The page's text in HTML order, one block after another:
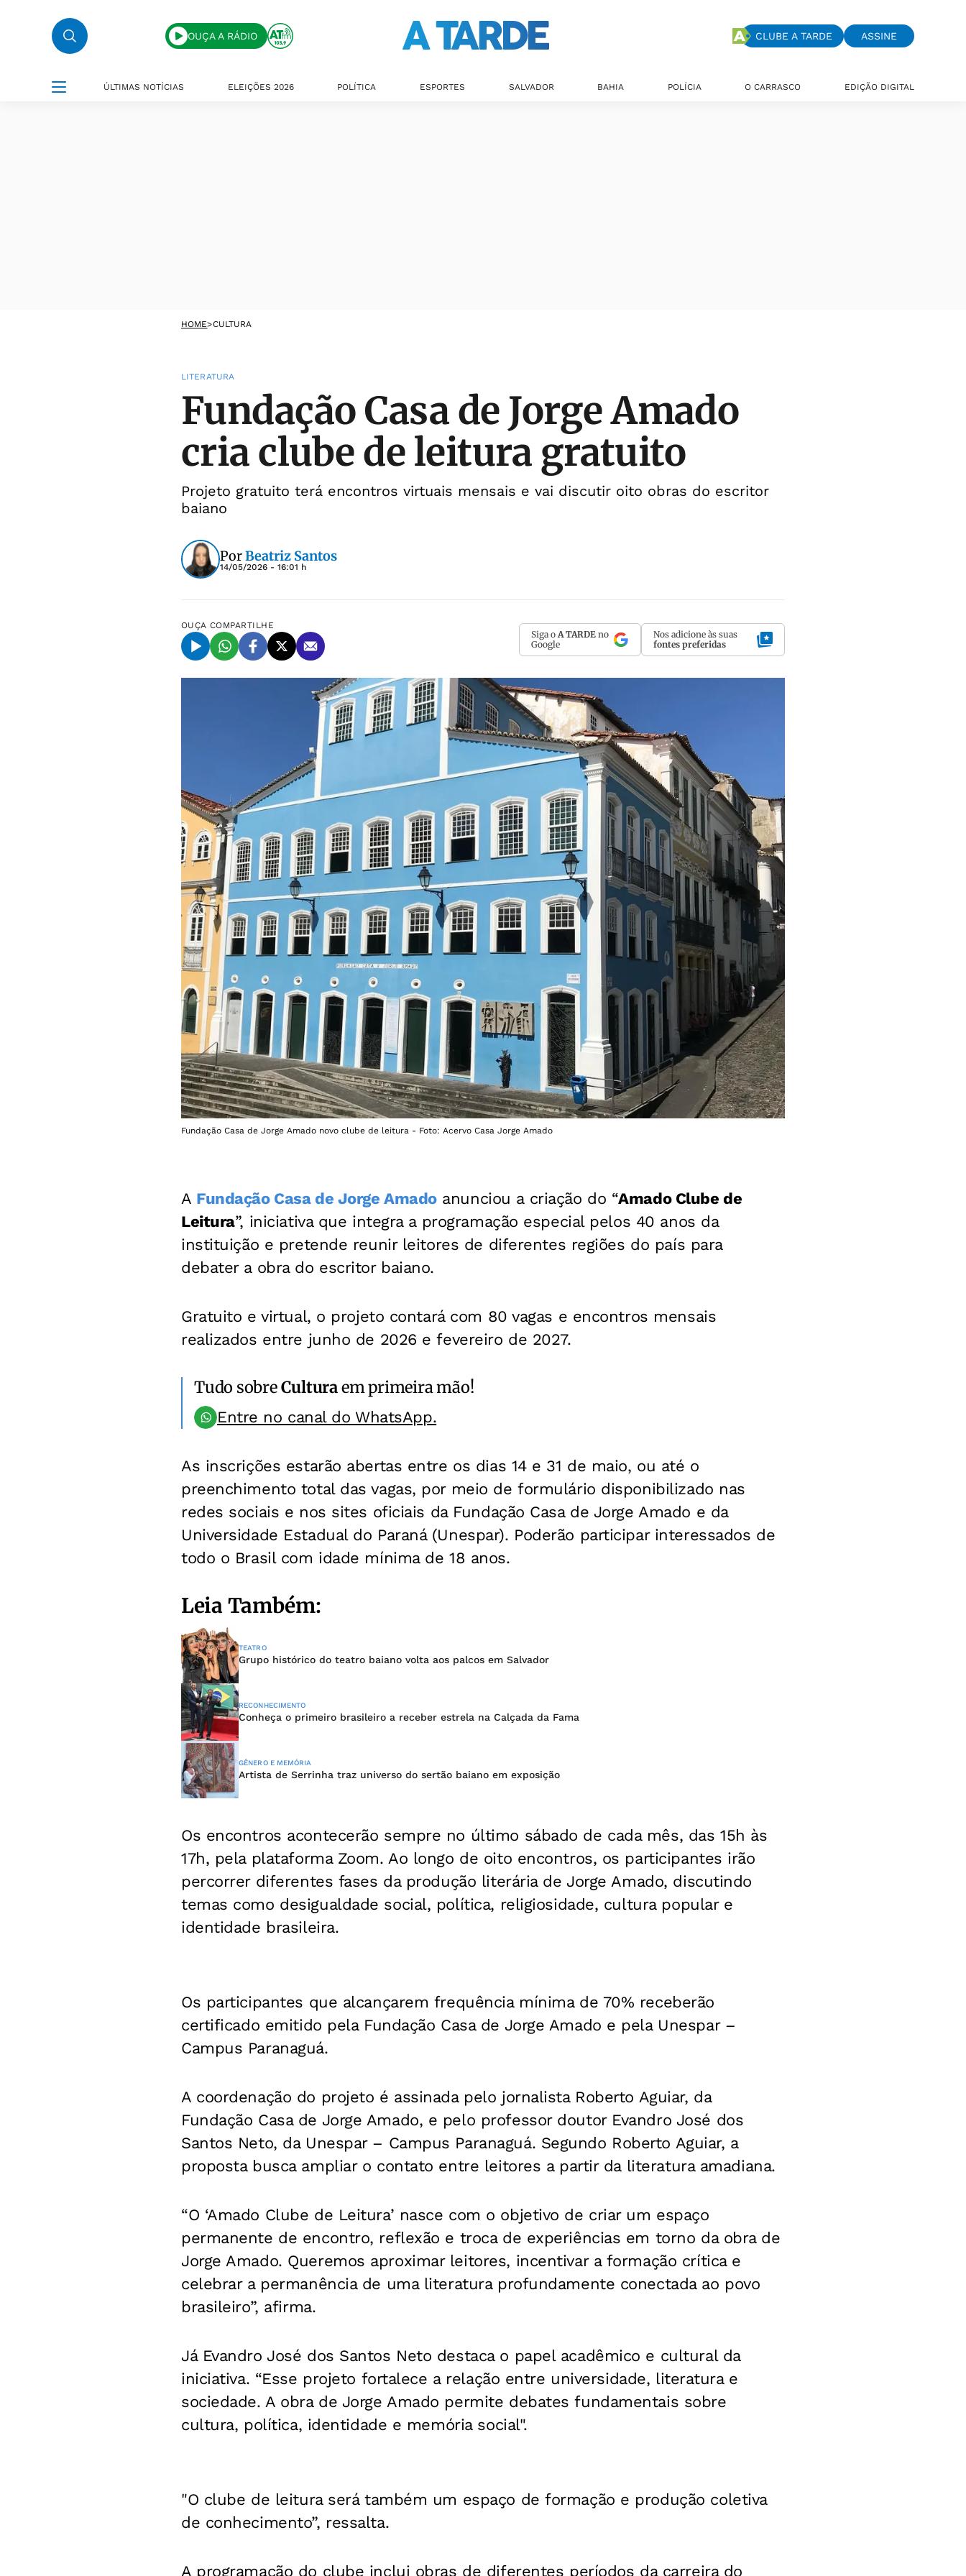
OUÇA A RÁDIO CLUBE A TARDE ASSINE
ÚLTIMAS NOTÍCIAS ELEIÇÕES 2026 POLÍTICA ESPORTES SALVADOR BAHIA POLÍCIA O CARRASCO EDIÇÃO DIGITAL
HOME>CULTURA
LITERATURA
Fundação Casa de Jorge Amado
cria clube de leitura gratuito
Projeto gratuito terá encontros virtuais mensais e vai discutir oito obras do escritor
baiano
PorBeatriz Santos
14/05/2026 - 16:01 h
OUÇA COMPARTILHE
Siga o A TARDE no
Google
Nos adicione às suas
fontes preferidas
Fundação Casa de Jorge Amado novo clube de leitura - Foto: Acervo Casa Jorge Amado
A Fundação Casa de Jorge Amadoanunciou a criação do “Amado Clube de
Leitura”, iniciativa que integra a programação especial pelos 40 anos da
instituição e pretende reunir leitores de diferentes regiões do país para
debater a obra do escritor baiano.
Gratuito e virtual, o projeto contará com 80 vagas e encontros mensais
realizados entre junho de 2026 e fevereiro de 2027.
Tudo sobreCulturaem primeira mão!
Entre no canal do WhatsApp.
As inscrições estarão abertas entre os dias 14 e 31 de maio, ou até o
preenchimento total das vagas, por meio de formulário disponibilizado nas
redes sociais e nos sites oficiais da Fundação Casa de Jorge Amado e da
Universidade Estadual do Paraná (Unespar). Poderão participar interessados de
todo o Brasil com idade mínima de 18 anos.
Leia Também:
TEATRO
Grupo histórico do teatro baiano volta aos palcos em Salvador
RECONHECIMENTO
Conheça o primeiro brasileiro a receber estrela na Calçada da Fama
GÊNERO E MEMÓRIA
Artista de Serrinha traz universo do sertão baiano em exposição
Os encontros acontecerão sempre no último sábado de cada mês, das 15h às
17h, pela plataforma Zoom. Ao longo de oito encontros, os participantes irão
percorrer diferentes fases da produção literária de Jorge Amado, discutindo
temas como desigualdade social, política, religiosidade, cultura popular e
identidade brasileira.
Os participantes que alcançarem frequência mínima de 70% receberão
certificado emitido pela Fundação Casa de Jorge Amado e pela Unespar –
Campus Paranaguá.
A coordenação do projeto é assinada pelo jornalista Roberto Aguiar, da
Fundação Casa de Jorge Amado, e pelo professor doutor Evandro José dos
Santos Neto, da Unespar – Campus Paranaguá. Segundo Roberto Aguiar, a
proposta busca ampliar o contato entre leitores a partir da literatura amadiana.
“O ‘Amado Clube de Leitura’ nasce com o objetivo de criar um espaço
permanente de encontro, reflexão e troca de experiências em torno da obra de
Jorge Amado. Queremos aproximar leitores, incentivar a formação crítica e
celebrar a permanência de uma literatura profundamente conectada ao povo
brasileiro”, afirma.
Já Evandro José dos Santos Neto destaca o papel acadêmico e cultural da
iniciativa. “Esse projeto fortalece a relação entre universidade, literatura e
sociedade. A obra de Jorge Amado permite debates fundamentais sobre
cultura, política, identidade e memória social".
"O clube de leitura será também um espaço de formação e produção coletiva
de conhecimento”, ressalta.
A programação do clube inclui obras de diferentes períodos da carreira do